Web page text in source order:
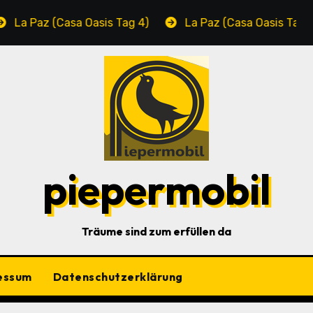
(Casa Oasis Tag 4) La Paz (Casa Oasis Tag 3)
piepermobil
Träume sind zum erfüllen da
Datenschutzerklärung